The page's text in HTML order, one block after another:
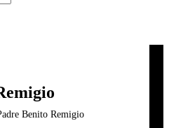
Benito Remigio